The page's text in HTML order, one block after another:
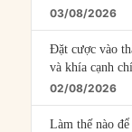
03/08/2026
Đặt cược vào
và khía cạnh
02/08/2026
Làm thế nào